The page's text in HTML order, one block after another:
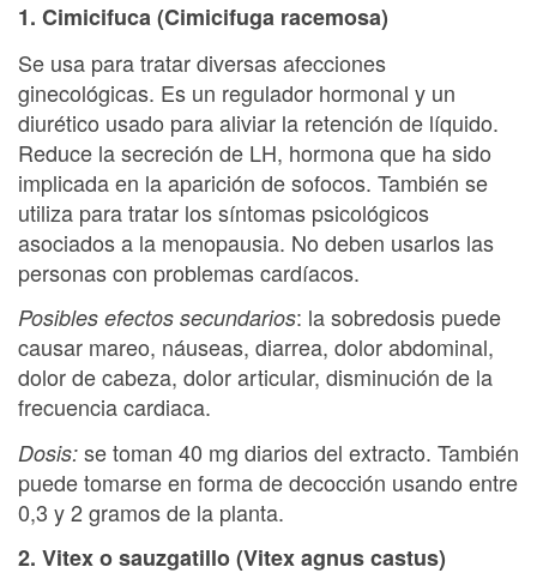
1. Cimicifuca (Cimicifuga racemosa)
Se usa para tratar diversas afecciones
ginecológicas. Es un regulador hormonal y un
diurético usado para aliviar la retención de líquido.
Reduce la secreción de LH, hormona que ha sido
implicada en la aparición de sofocos. También se
utiliza para tratar los síntomas psicológicos
asociados a la menopausia. No deben usarlos las
personas con problemas cardíacos.
Posibles efectos secundarios: la sobredosis puede
causar mareo, náuseas, diarrea, dolor abdominal,
dolor de cabeza, dolor articular, disminución de la
frecuencia cardiaca.
Dosis: se toman 40 mg diarios del extracto. También
puede tomarse en forma de decocción usando entre
0,3 y 2 gramos de la planta.
2. Vitex o sauzgatillo (Vitex agnus castus)